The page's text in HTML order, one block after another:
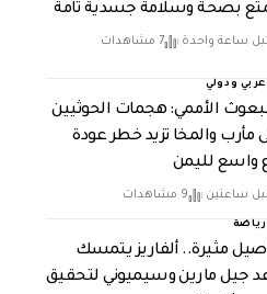
بصحة وسلامة جسدية تامة
ساعة واحدة 7 مشاهدات
عربي ودولي
الأممي: هجمات الحوثيين
مأرب والمخا تزيد خطر عودة
واسع لليمن
ساعتين 9 مشاهدات
رياضة
مثيرة.. ألفاريز يتمسك
جيل مارين وسيميوني لتحقيق